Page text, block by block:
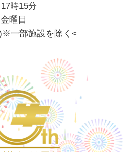
時15分
曜日
一部施設を除く <